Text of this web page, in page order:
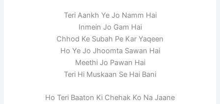
Teri Aankh Ye Jo Namm Hai
Inmein Jo Gam Hai
Chhod Ke Subah Pe Kar Yaqeen
Ho Ye Jo Jhoomta Sawan Hai
Meethi Jo Pawan Hai
Teri Hi Muskaan Se Hai Bani
Ho Teri Baaton Ki Chehak Ko Na Jaane